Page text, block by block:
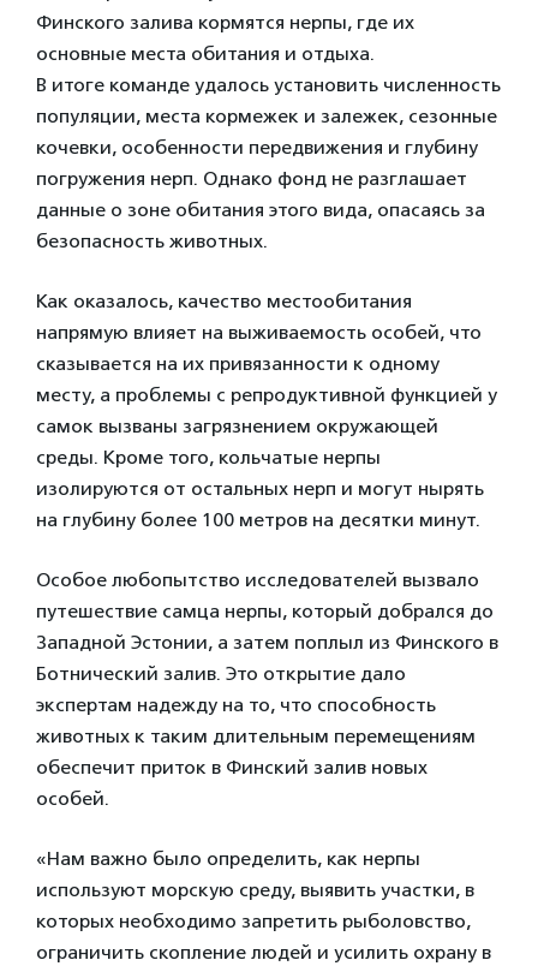
Финского залива кормятся нерпы, где их
основные места обитания и отдыха.
В итоге команде удалось установить численность
популяции, места кормежек и залежек, сезонные
кочевки, особенности передвижения и глубину
погружения нерп. Однако фонд не разглашает
данные о зоне обитания этого вида, опасаясь за
безопасность животных.
Как оказалось, качество местообитания
напрямую влияет на выживаемость особей, что
сказывается на их привязанности к одному
месту, а проблемы с репродуктивной функцией у
самок вызваны загрязнением окружающей
среды. Кроме того, кольчатые нерпы
изолируются от остальных нерп и могут нырять
на глубину более 100 метров на десятки минут.
Особое любопытство исследователей вызвало
путешествие самца нерпы, который добрался до
Западной Эстонии, а затем поплыл из Финского в
Ботнический залив. Это открытие дало
экспертам надежду на то, что способность
животных к таким длительным перемещениям
обеспечит приток в Финский залив новых
особей.
«Нам важно было определить, как нерпы
используют морскую среду, выявить участки, в
которых необходимо запретить рыболовство,
ограничить скопление людей и усилить охрану в